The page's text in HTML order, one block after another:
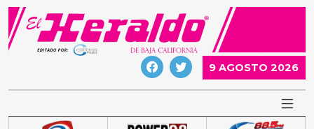
Skip
content
9 AGOSTO 2026